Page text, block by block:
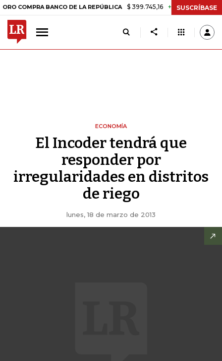
BANCO DE LA REPÚBLICA $ 399.745,16 +$ 2.295,71 +0,58%
SUSCRÍBASE
ECONOMÍA
El Incoder tendrá que
responder por
irregularidades en distritos
de riego
lunes, 18 de marzo de 2013